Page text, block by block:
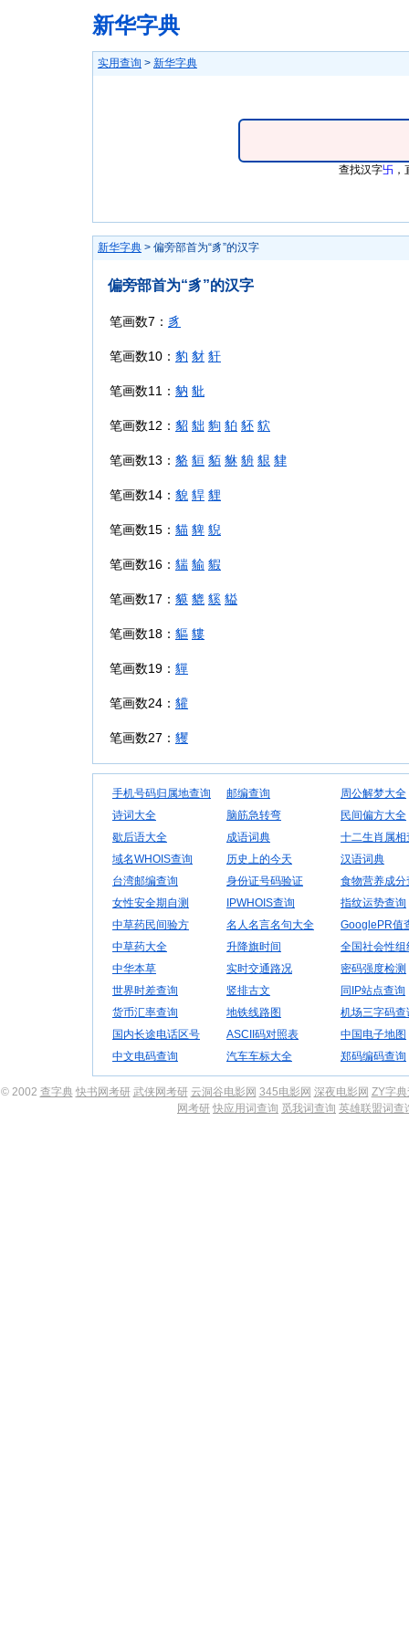
新华字典
实用查询 > 新华字典
查找汉字卐
新华字典 > 偏旁部首为“豸”的汉字
偏旁部首为“豸”的汉字
笔画数7： 豸
笔画数10： 豹 豺 豻
笔画数11： 豽 豼
笔画数12： 貂 貀 豿 貃 豾 貁
笔画数13： 貉 貆 貊 貅 貈 貇 貄
笔画数14： 貌 貋 貍
笔画数15： 貓 貏 貎
笔画数16： 貒 貐 貑
笔画数17： 貘 貔 貕 貖
笔画数18： 貙 貗
笔画数19： 貚
笔画数24： 貛
笔画数27： 貜
手机号码归属地查询 邮编查询
周公解梦大全
诗词大全
脑筋急转弯
民间偏方大全
歇后语大全
成语词典
十二生肖属相
域名WHOIS查询
历史上的今天
汉语词典
台湾邮编查询
身份证号码验证
食物营养成分
女性安全期自测
IPWHOIS查询
指纹运势查询
中草药民间验方
名人名言名句大全
GooglePR值
中草药大全
升降旗时间
全国社会性组
中华本草
实时交通路况
密码强度检测
世界时差查询
竖排古文
同IP站点查询
货币汇率查询
地铁线路图
机场三字码查
国内长途电话区号
ASCII码对照表
中国电子地图
中文电码查询
汽车车标大全 郑码编码查询
© 2002 查字典 快书网考研 武侠网考研 云洞谷电影网 345电影网 深夜电影网 ZY字
网考研 快应用词查询 觅我词查询 英雄联盟词查